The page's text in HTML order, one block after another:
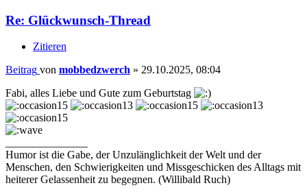
Re: Glückwunsch-Thread
Zitieren
Beitrag von mobbedzwerch » 29.10.2025, 08:04
Fabi, alles Liebe und Gute zum Geburtstag
Humor ist die Gabe, der Unzulänglichkeit der Welt und der
Menschen, den Schwierigkeiten und Missgeschicken des Alltags mit
heiterer Gelassenheit zu begegnen. (Willibald Ruch)